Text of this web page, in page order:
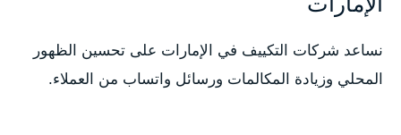
نساعد شركات التكييف في الإمارات على تحسين الظهور
المحلي وزيادة المكالمات ورسائل واتساب من العملاء.